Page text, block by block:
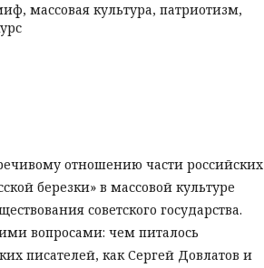
массовая культура, патриотизм,
отношению части российских
березки» в массовой культуре
советского государства.
вопросами: чем питалось
писателей, как Сергей Довлатов и